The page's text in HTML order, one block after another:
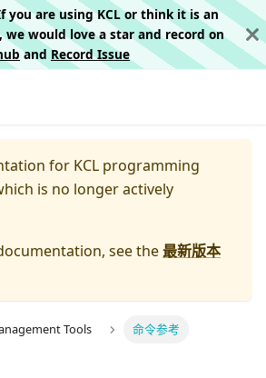
you are using KCL or think it is an
would love a star and record on
and Record Issue
for KCL programming
is no longer actively
see the最新版本
Tools 命令参考